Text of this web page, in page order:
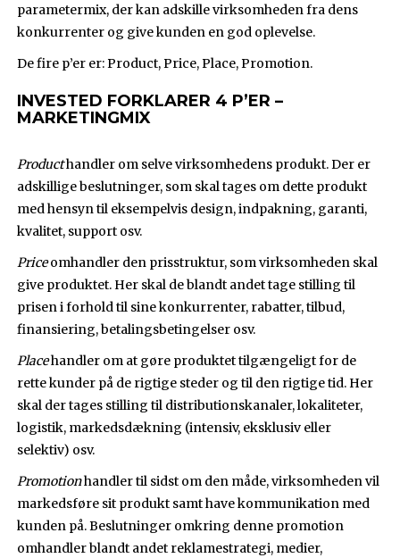
parametermix, der kan adskille virksomheden fra dens
konkurrenter og give kunden en god oplevelse.
De fire p’er er: Product, Price, Place, Promotion.
INVESTED FORKLARER 4 P’ER –
MARKETINGMIX
Producthandler om selve virksomhedens produkt. Der er
adskillige beslutninger, som skal tages om dette produkt
med hensyn til eksempelvis design, indpakning, garanti,
kvalitet, support osv.
Priceomhandler den prisstruktur, som virksomheden skal
give produktet. Her skal de blandt andet tage stilling til
prisen i forhold til sine konkurrenter, rabatter, tilbud,
finansiering, betalingsbetingelser osv.
Placehandler om at gøre produktet tilgængeligt for de
rette kunder på de rigtige steder og til den rigtige tid. Her
skal der tages stilling til distributionskanaler, lokaliteter,
logistik, markedsdækning (intensiv, eksklusiv eller
selektiv) osv.
Promotionhandler til sidst om den måde, virksomheden vil
markedsføre sit produkt samt have kommunikation med
kunden på. Beslutninger omkring denne promotion
omhandler blandt andet reklamestrategi, medier,